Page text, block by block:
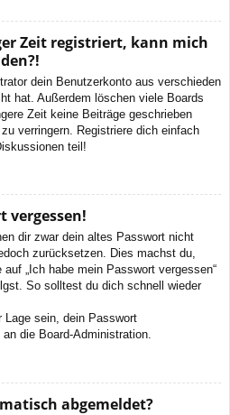
Zeit registriert, kann mich
dein Benutzerkonto aus verschieden
hat. Außerdem löschen viele Boards
Zeit keine Beiträge geschrieben
verringern. Registriere dich einfach
teil!
vergessen!
dir zwar dein altes Passwort nicht
zurücksetzen. Dies machst du,
„Ich habe mein Passwort vergessen“
So solltest du dich schnell wieder
sein, dein Passwort
die Board-Administration.
abgemeldet?